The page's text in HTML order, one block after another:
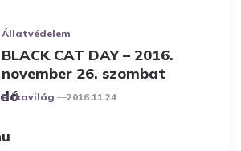
Állatvédelem
BLACK CAT DAY – 2016.
november 26. szombat
Posted
Rókavilág 2016.11.24